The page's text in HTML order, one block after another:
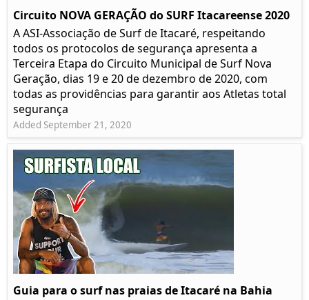
Circuito NOVA GERAÇÃO do SURF Itacareense 2020
A ASI-Associação de Surf de Itacaré, respeitando
todos os protocolos de segurança apresenta a
Terceira Etapa do Circuito Municipal de Surf Nova
Geração, dias 19 e 20 de dezembro de 2020, com
todas as providências para garantir aos Atletas total
segurança
Added September 21, 2020
Guia para o surf nas praias de Itacaré na Bahia